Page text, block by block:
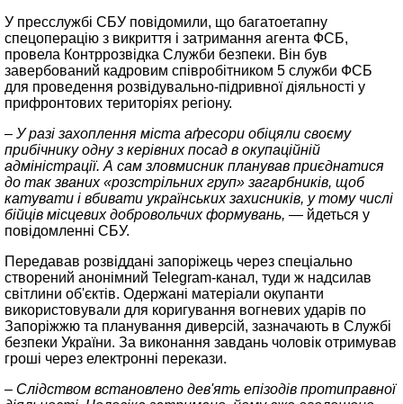
У пресслужбі СБУ повідомили, що багатоетапну
спецоперацію з викриття і затримання агента ФСБ,
провела Контррозвідка Служби безпеки. Він був
завербований кадровим співробітником 5 служби ФСБ
для проведення розвідувально-підривної діяльності у
прифронтових територіях регіону.
– У разі захоплення міста аґресори обіцяли своєму
прибічнику одну з керівних посад в окупаційній
адміністрації. А сам зловмисник планував приєднатися
до так званих «розстрільних груп» загарбників, щоб
катувати і вбивати українських захисників, у тому числі
бійців місцевих добровольчих формувань, — йдеться у
повідомленні СБУ.
Передавав розвіддані запоріжець через спеціально
створений анонімний Telegram-канал, туди ж надсилав
світлини об'єктів. Одержані матеріали окупанти
використовували для коригування вогневих ударів по
Запоріжжю та планування диверсій, зазначають в Службі
безпеки України. За виконання завдань чоловік отримував
гроші через електронні перекази.
– Слідством встановлено дев'ять епізодів протиправної